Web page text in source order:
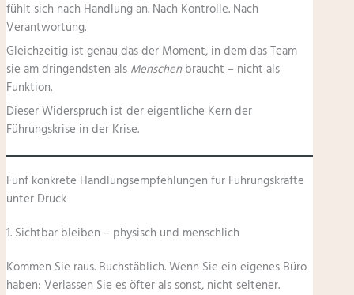
fühlt sich nach Handlung an. Nach Kontrolle. Nach
Verantwortung.
Gleichzeitig ist genau das der Moment, in dem das Team
sie am dringendsten als Menschenbraucht – nicht als
Funktion.
Dieser Widerspruch ist der eigentliche Kern der
Führungskrise in der Krise.
Fünf konkrete Handlungsempfehlungen für Führungskräfte
unter Druck
1. Sichtbar bleiben – physisch und menschlich
Kommen Sie raus. Buchstäblich. Wenn Sie ein eigenes Büro
haben: Verlassen Sie es öfter als sonst, nicht seltener.